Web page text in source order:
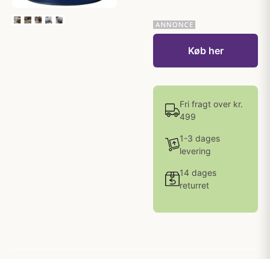
Køb her
Fri fragt over kr.
499
1-3 dages
levering
14 dages
returret